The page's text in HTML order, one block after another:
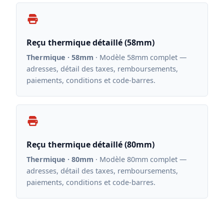
Reçu thermique détaillé (58mm)
Thermique · 58mm · Modèle 58mm complet —
adresses, détail des taxes, remboursements,
paiements, conditions et code-barres.
Reçu thermique détaillé (80mm)
Thermique · 80mm · Modèle 80mm complet —
adresses, détail des taxes, remboursements,
paiements, conditions et code-barres.